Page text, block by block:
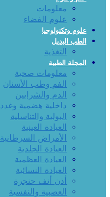
معلومات
علوم الفضاء
علوم وتكنولوجيا
الطب البديل
التغذية
المجلة الطبية
معلومات صحية
الفم وطب الأسنان
الدم والشرايين
داخلية هضمية وغدد
البولية والتناسلية
العيادة العينية
الأمراض السرطانية
العيادة الجلدية
العيادة العظمية
العيادة النسائية
أذن أنف حنجرة
العصبية والنفسية